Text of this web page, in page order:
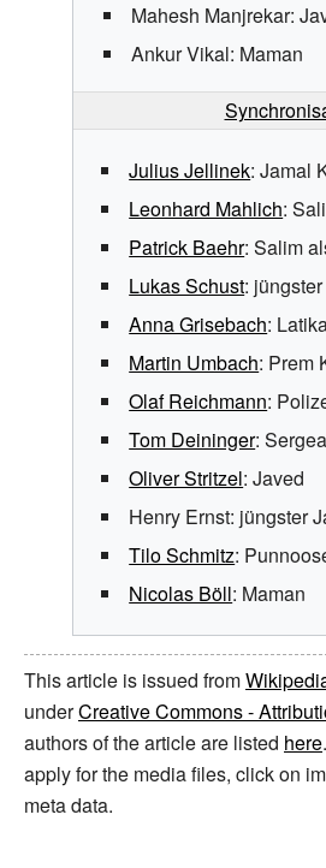
Mahesh Manjrekar:
Ankur Vikal: Maman
Julius Jellinek: Jamal
Leonhard Mahlich:
Patrick Baehr: Salim
Lukas Schust:
Anna Grisebach:
Martin Umbach: Prem
Olaf Reichmann:
Tom Deininger:
Oliver Stritzel: Javed
Henry Ernst: jüngster
Tilo Schmitz:
Nicolas Böll: Maman
This article is issued from
underCreative Commons -
authors of the article are listed here
apply for the media files, click on
meta data.